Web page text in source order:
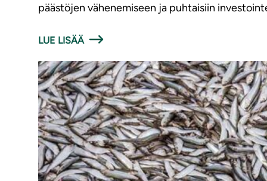
päästöjen vähenemiseen ja puhtaisiin
LUE LISÄÄ